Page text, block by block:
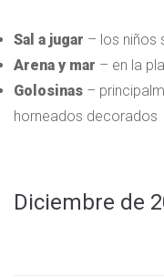
Sal a jugar – los niños
Arena y mar – en la
Golosinas –
horneados decorados
Diciembre de